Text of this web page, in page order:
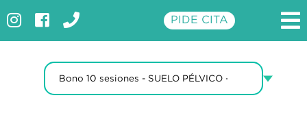
INICIO
CLÍNICA
PIDE CITA
Compra online